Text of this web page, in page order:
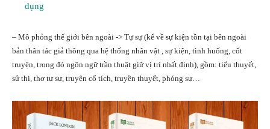
dụng
– Mô phỏng thế giới bên ngoài -> Tự sự (kể về sự kiện tồn tại bên ngoài
bản thân tác giả thông qua hệ thống nhân vật , sự kiện, tình huống, cốt
truyện, trong đó ngôn ngữ trần thuật giữ vị trí nhất định), gồm: tiểu thuyết,
sử thi, thơ tự sự, truyện cổ tích, truyền thuyết, phóng sự…